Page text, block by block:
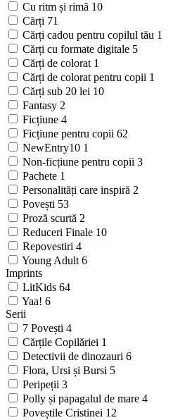
Cu ritm și rimă 10
Cărți 71
Cărți cadou pentru copilul tău 1
Cărți cu formate digitale 5
Cărți de colorat 1
Cărți de colorat pentru copii 1
Cărți sub 20 lei 10
Fantasy 2
Ficțiune 4
Ficțiune pentru copii 62
NewEntry10 1
Non-ficțiune pentru copii 3
Pachete 1
Personalități care inspiră 2
Povești 53
Proză scurtă 2
Reduceri Finale 10
Repovestiri 4
Young Adult 6
Imprints
LitKids 64
Yaa! 6
Serii
7 Povești 4
Cărțile Copilăriei 1
Detectivii de dinozauri 6
Flora, Ursi și Bursi 5
Peripeții 3
Polly și papagalul de mare 4
Poveștile Cristinei 12